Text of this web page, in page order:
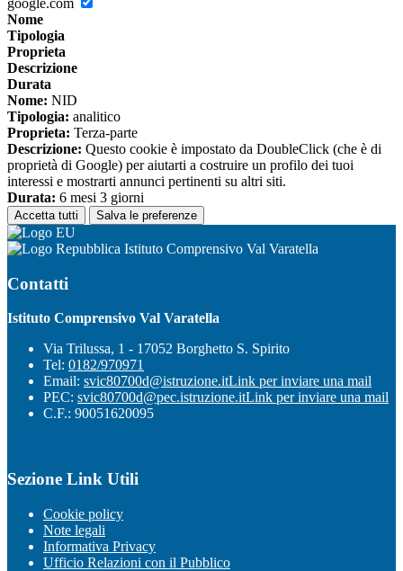
google.com
Nome
Tipologia
Proprieta
Descrizione
Durata
Nome: NID
Tipologia: analitico
Proprieta: Terza-parte
Descrizione: Questo cookie è impostato da DoubleClick (che è di
proprietà di Google) per aiutarti a costruire un profilo dei tuoi
interessi e mostrarti annunci pertinenti su altri siti.
Durata: 6 mesi 3 giorni
Accetta tutti Salva le preferenze
Istituto Comprensivo Val Varatella
Contatti
Istituto Comprensivo Val Varatella
Via Trilussa, 1 - 17052 Borghetto S. Spirito
Tel: 0182/970971
Email: svic80700d@istruzione.itLink per inviare una mail
PEC: svic80700d@pec.istruzione.itLink per inviare una mail
C.F.: 90051620095
Sezione Link Utili
Cookie policy
Note legali
Informativa Privacy
Ufficio Relazioni con il Pubblico